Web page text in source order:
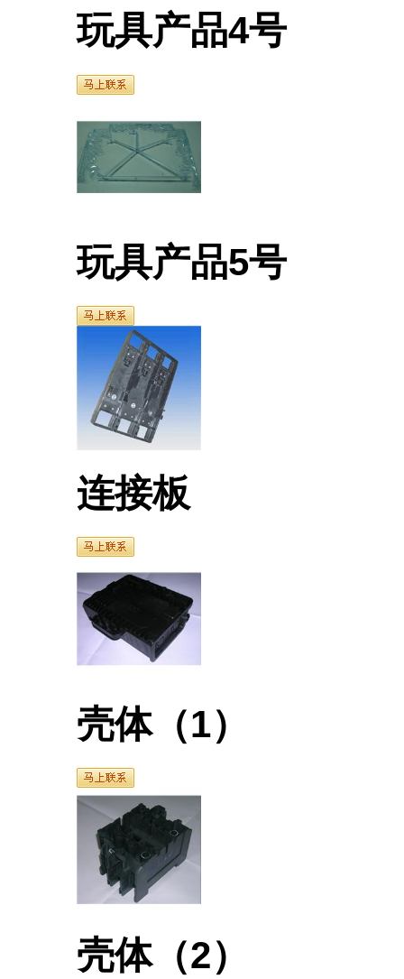
玩具产品4号
玩具产品5号
连接板
壳体（1）
壳体（2）